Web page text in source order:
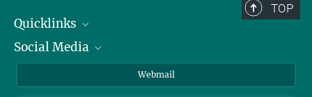
TOP
Quicklinks
IMPRS Graduiertenschule
Social Media
Webmail